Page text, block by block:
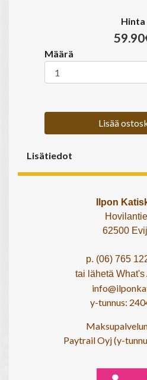
Hinta
Määrä
Lisää
Lisätiedot
Ilpon
62500
p. (06) 765
tai lähetä What's
y-tunnus:
Paytrail Oyj (y-